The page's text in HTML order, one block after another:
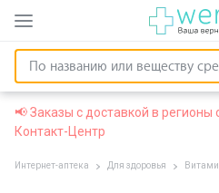
📢 Заказы с доставкой в
Контакт-Центр
Интернет-аптека Для здоровья